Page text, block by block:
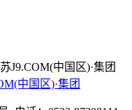
J9.COM(中国区)·集团
中国区)·集团